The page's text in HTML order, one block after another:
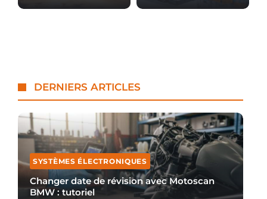
DERNIERS ARTICLES
SYSTÈMES ÉLECTRONIQUES
Changer date de révision avec Motoscan
BMW : tutoriel